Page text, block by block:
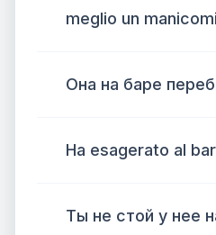
meglio un
Она на баре
Ha esagerato al
Ты не стой у нее